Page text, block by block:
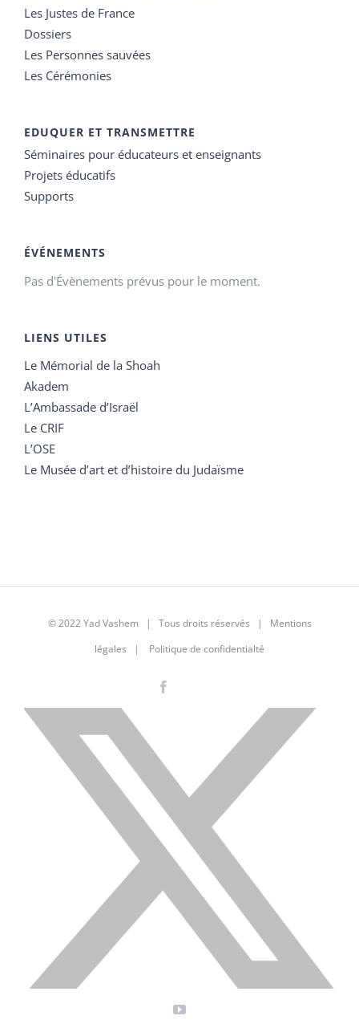
Les Justes de France
Dossiers
Les Personnes sauvées
Les Cérémonies
EDUQUER ET TRANSMETTRE
Séminaires pour éducateurs et enseignants
Projets éducatifs
Supports
ÉVÉNEMENTS
Pas d'Évènements prévus pour le moment.
LIENS UTILES
Le Mémorial de la Shoah
Akadem
L’Ambassade d’Israël
Le CRIF
L’OSE
Le Musée d’art et d’histoire du Judaïsme
© 2022 Yad Vashem | Tous droits réservés | Mentions
légales | Politique de confidentialté